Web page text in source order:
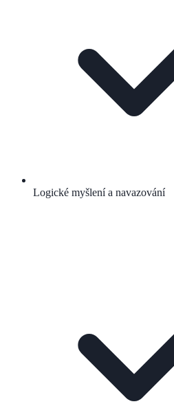
Logické myšlení a navazování